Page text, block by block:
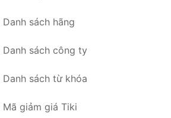
Danh sách hãng
Danh sách công ty
Danh sách từ khóa
Mã giảm giá Tiki